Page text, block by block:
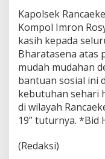
Kapolsek
Kompol Imron
kasih kepada
Bharatasena atas
mudah mudahan
bantuan sosial ini
kebutuhan sehari
di wilayah
19” tuturnya. *Bid
(Redaksi)